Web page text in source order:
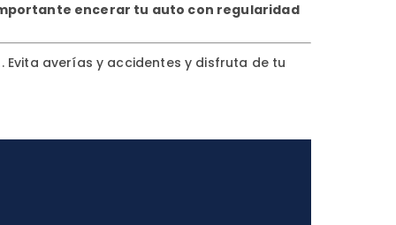
encerar tu auto con regularidad
Evita averías y accidentes y disfruta de tu